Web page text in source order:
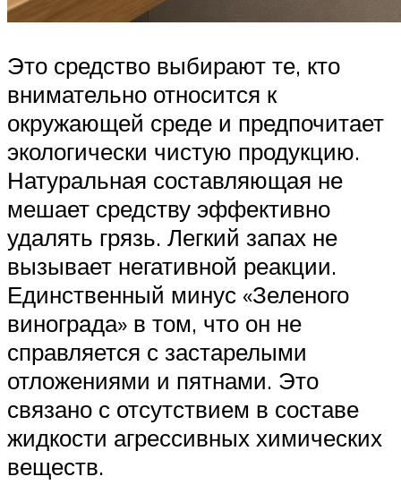
Это средство выбирают те, кто
внимательно относится к
окружающей среде и предпочитает
экологически чистую продукцию.
Натуральная составляющая не
мешает средству эффективно
удалять грязь. Легкий запах не
вызывает негативной реакции.
Единственный минус «Зеленого
винограда» в том, что он не
справляется с застарелыми
отложениями и пятнами. Это
связано с отсутствием в составе
жидкости агрессивных химических
веществ.